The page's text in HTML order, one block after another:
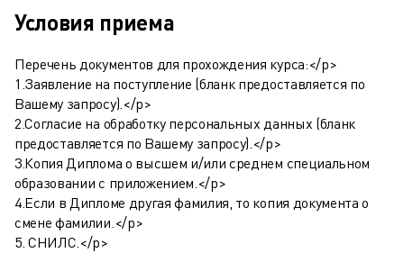
Условия приема
Перечень документов для прохождения курса:</p>
1.Заявление на поступление (бланк предоставляется по
Вашему запросу).</p>
2.Согласие на обработку персональных данных (бланк
предоставляется по Вашему запросу).</p>
3.Копия Диплома о высшем и/или среднем специальном
образовании с приложением.</p>
4.Если в Дипломе другая фамилия, то копия документа о
смене фамилии.</p>
5. СНИЛС.</p>